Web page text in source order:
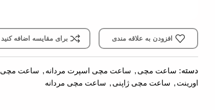
افزودن به علاقه مندی برای مقایسه اضافه کنید
دسته: ساعت مچی , ساعت مچی اسپرت مردانه , ساعت مچی
اورینت , ساعت مچی ژاپنی , ساعت مچی مردانه